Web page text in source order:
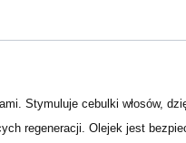
Stymuluje cebulki włosów,
regeneracji. Olejek jest